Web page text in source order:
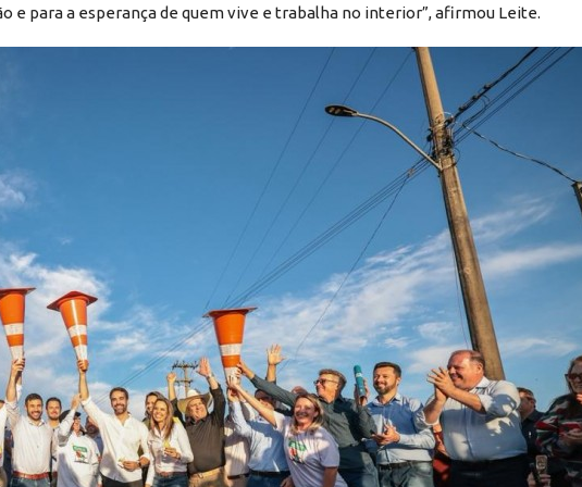
e para a esperança de quem vive e trabalha no interior”, afirmou Leite.